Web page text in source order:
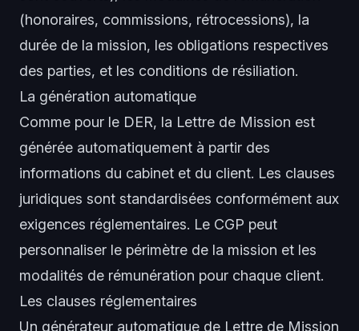
(honoraires, commissions, rétrocessions), la
durée de la mission, les obligations respectives
des parties, et les conditions de résiliation.
La génération automatique
Comme pour le DER, la Lettre de Mission est
générée automatiquement à partir des
informations du cabinet et du client. Les clauses
juridiques sont standardisées conformément aux
exigences réglementaires. Le CGP peut
personnaliser le périmètre de la mission et les
modalités de rémunération pour chaque client.
Les clauses réglementaires
Un générateur automatique de Lettre de Mission